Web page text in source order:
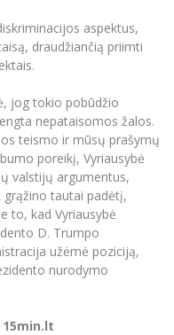
aspektus,
draudžiančią priimti
jog tokio pobūdžio
nepataisomos žalos.
teismo ir mūsų prašymų
poreikį, Vyriausybė
valstijų argumentus,
grąžino tautai padėtį,
to, kad Vyriausybė
D. Trumpo
užėmė poziciją,
nurodymo